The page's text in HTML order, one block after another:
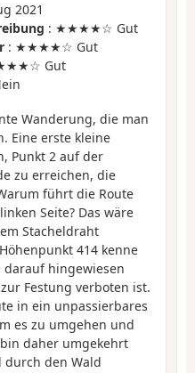
2021
: ★★★★☆ Gut
: ★★★★☆ Gut
Gut
Wanderung, die man
Eine erste kleine
Punkt 2 auf der
zu erreichen, die
führt die Route
Seite? Das wäre
Stacheldraht
414 kenne
darauf hingewiesen
Festung verboten ist.
in ein unpassierbares
es zu umgehen und
daher umgekehrt
durch den Wald